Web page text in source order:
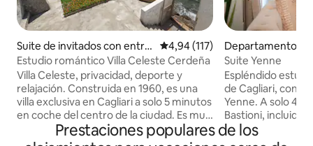
Suite de invitados con entra
da independiente en Cagliari
Calificación promedio: 4,94 de
4,94 (117)
Estudio romántico Villa Celeste Cerdeña
Villa Celeste, privacidad, deporte y
relajación. Construida en 1960, es una
villa exclusiva en Cagliari a solo 5 minutos
en coche del centro de la ciudad. Es muy
privada, junto al mar, con acceso directo
a la playa de Cala Bernat, pasando por las
Departamento
residencial en
Suite Yenne
Espléndido
de Cagliari, con
Yenne. A solo
Bastioni, incluido
solo 600 metros
corazón de la
Prestaciones populares de los